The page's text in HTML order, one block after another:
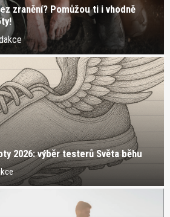
zranění? Pomůžou ti i vhodně
2026: výběr testerů Světa běhu